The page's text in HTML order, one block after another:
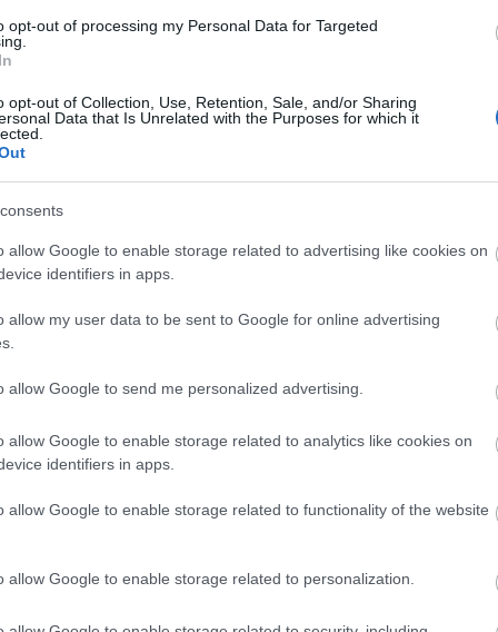
opt-out of processing my Personal Data for Targeted
opt-out of Collection, Use, Retention, Sale, and/or Sharing
Data that Is Unrelated with the Purposes for which it
allow Google to enable storage related to advertising like cookies on
identifiers in apps.
allow my user data to be sent to Google for online advertising
allow Google to send me personalized advertising.
allow Google to enable storage related to analytics like cookies on
identifiers in apps.
allow Google to enable storage related to functionality of the website
allow Google to enable storage related to personalization.
a Denzel Washington és Angelina Jolie főszereplésével
szerintem egy hibátlan krimi-thriller volt. Hát persze,
hogy bizony egy adaptációról van szó, így aztán
nem haboztam az…
könyv krimi alexandra koporsótáncos jeffery deaver
között hosszú idő óta szemezek le Carré műveivel. Egy